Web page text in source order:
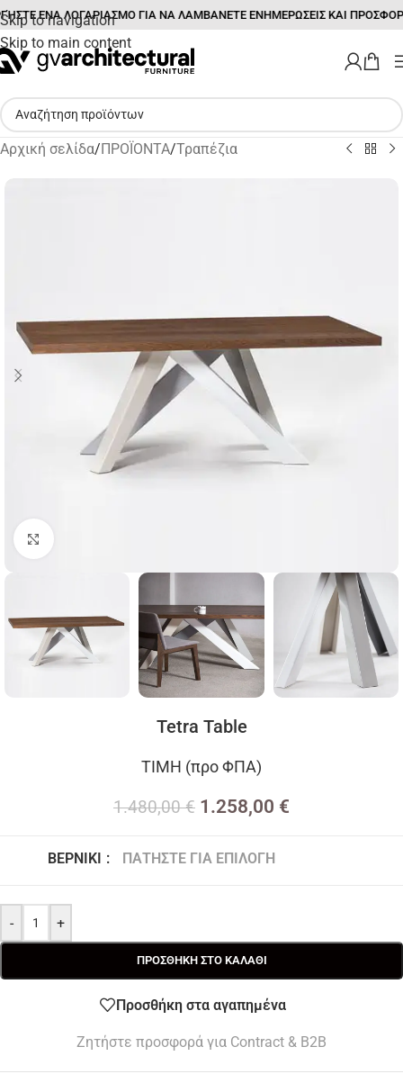
Skip to navigation
Skip to main content
ΕΝΑ ΛΟΓΑΡΙΑΣΜΟ ΓΙΑ ΝΑ ΛΑΜΒΑΝΕΤΕ ΕΝΗΜΕΡΩΣΕΙΣ ΚΑΙ
Αρχική σελίδα/ΠΡΟΪΟΝΤΑ/Τραπέζια
Tetra Table
ΤΙΜΗ (προ ΦΠΑ)
1.480,00€ 1.258,00 €
ΒΕΡΝΊΚΙ : ΠΑΤΉΣΤΕ ΓΙΑ ΕΠΙΛΟΓΉ
- +
ΠΡΟΣΘΉΚΗ ΣΤΟ ΚΑΛΆΘΙ
Προσθήκη στα αγαπημένα
Ζητήστε προσφορά για Contract & B2B